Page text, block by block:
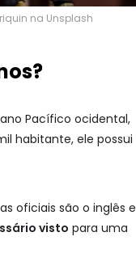
na Unsplash
Pacífico ocidental,
habitante, ele possui
oficiais são o inglês e
visto para uma